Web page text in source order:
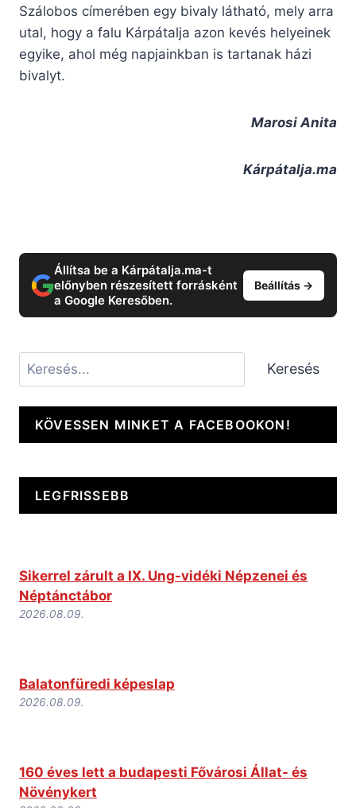
Szálobos címerében egy bivaly látható, mely arra
utal, hogy a falu Kárpátalja azon kevés helyeinek
egyike, ahol még napjainkban is tartanak házi
bivalyt.
Marosi Anita
Kárpátalja.ma
Állítsa be a Kárpátalja.ma-t
előnyben részesített forrásként
a Google Keresőben.
Beállítás →
Keresés Keresés
KÖVESSEN MINKET A FACEBOOKON!
LEGFRISSEBB
Sikerrel zárult a IX. Ung-vidéki Népzenei és
Néptánctábor
2026.08.09.
Balatonfüredi képeslap
2026.08.09.
160 éves lett a budapesti Fővárosi Állat- és
Növénykert